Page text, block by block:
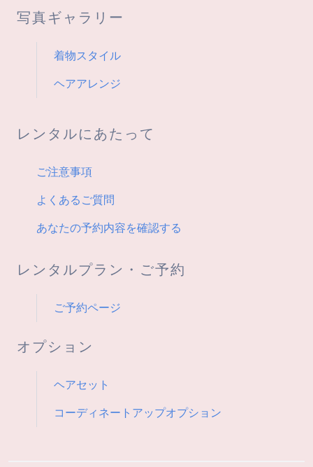
写真ギャラリー
着物スタイル
ヘアアレンジ
レンタルにあたって
ご注意事項
よくあるご質問
あなたの予約内容を確認する
レンタルプラン・ご予約
ご予約ページ
オプション
ヘアセット
コーディネートアップオプション